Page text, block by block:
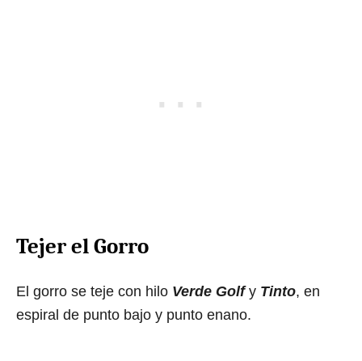
Tejer el Gorro
El gorro se teje con hilo Verde Golfy Tinto, en
espiral de punto bajo y punto enano.